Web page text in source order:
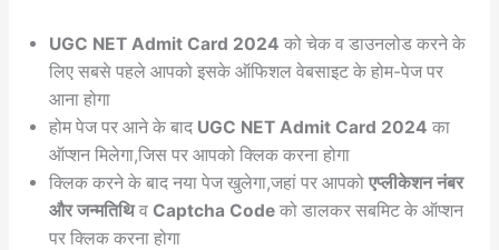
UGC NET Admit Card 2024 को चेक व डाउनलोड करने के
लिए सबसे पहले आपको इसके ऑफिशल वेबसाइट के होम-पेज पर
आना होगा
होम पेज पर आने के बाद UGC NET Admit Card 2024 का
ऑप्शन मिलेगा,जिस पर आपको क्लिक करना होगा
क्लिक करने के बाद नया पेज खुलेगा,जहां पर आपको एप्लीकेशन नंबर
और जन्मतिथिव Captcha Code को डालकर सबमिट के ऑप्शन
पर क्लिक करना होगा